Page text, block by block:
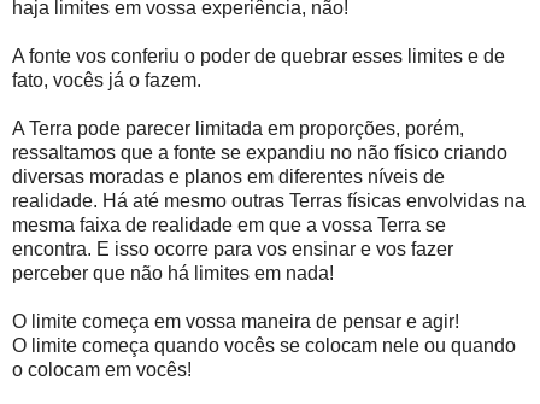
haja limites em vossa experiência, não!
A fonte vos conferiu o poder de quebrar esses limites e de
fato, vocês já o fazem.
A Terra pode parecer limitada em proporções, porém,
ressaltamos que a fonte se expandiu no não físico criando
diversas moradas e planos em diferentes níveis de
realidade. Há até mesmo outras Terras físicas envolvidas na
mesma faixa de realidade em que a vossa Terra se
encontra. E isso ocorre para vos ensinar e vos fazer
perceber que não há limites em nada!
O limite começa em vossa maneira de pensar e agir!
O limite começa quando vocês se colocam nele ou quando
o colocam em vocês!